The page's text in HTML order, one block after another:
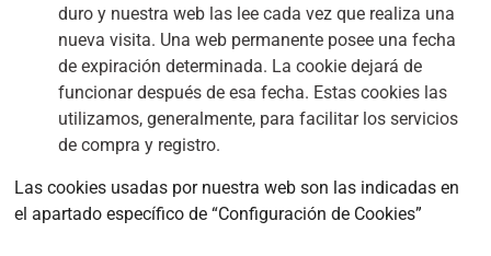
duro y nuestra web las lee cada vez que realiza una
nueva visita. Una web permanente posee una fecha
de expiración determinada. La cookie dejará de
funcionar después de esa fecha. Estas cookies las
utilizamos, generalmente, para facilitar los servicios
de compra y registro.
Las cookies usadas por nuestra web son las indicadas en
el apartado específico de “Configuración de Cookies”